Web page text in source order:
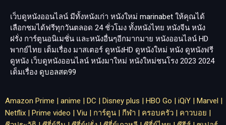
เว็บดูหนังออนไลน์ มีทั้งหนังเก่า หนังใหม่ marinabet ให้คุณได้
เลือกชมได้ฟรีทุกวันตลอด 24 ชั่วโมง ทั้งหนังไทย หนังจีน หนัง
ฝรั่ง การ์ตูนอนิเมชั่น และหนังอื่นๆอีกมากมาย หนังออนไลน์ HD
พากย์ไทย เต็มเรื่อง มาสเตอร์ ดูหนังHD ดูหนังใหม่ หนัง ดูหนังฟรี
ดูหนัง เว็บดูหนังออนไลน์ หนังมาใหม่ หนังใหม่ชนโรง 2023 2024
เต็มเรื่อง ดูบอลสด99
Amazon Prime anime DC Disney plus HBO Go iQiY Marvel
Netflix
Prime video Viu การ์ตูน กีฬา ครอบครัว คาวบอย